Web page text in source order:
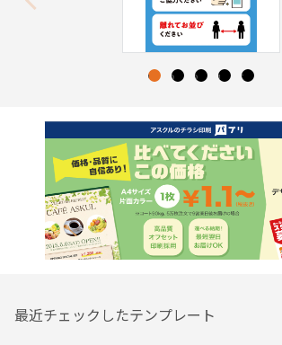
1 2 3 4 5
最近チェックしたテンプレート